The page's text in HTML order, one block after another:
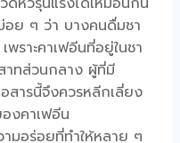
อย ๆ ว่า บางคนดื่มชา
ราะคาเฟอีนที่อยู่ในชา
าทส่วนกลาง ผู้ที่มี
สารนี้จึงควรหลีกเลี่ยง
งคาเฟอีน
มอร่อยที่ทำให้หลาย ๆ